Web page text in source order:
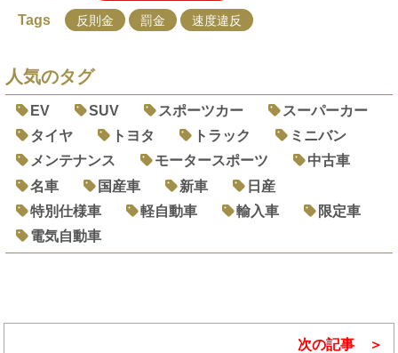
Tags 反則金 罰金 速度違反
人気のタグ
EV SUV スポーツカー
スーパーカー
タイヤ
トヨタ トラック
ミニバン
メンテナンス
モータースポーツ
中古車
名車
国産車 新車
日産
特別仕様車
軽自動車 輸入車
限定車
電気自動車
次の記事